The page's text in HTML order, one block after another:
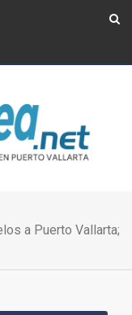
a Puerto Vallarta;